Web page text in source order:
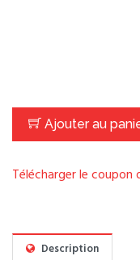
Ajouter au
Télécharger le
Description